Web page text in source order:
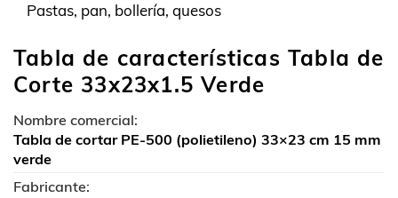
Pastas, pan, bollería, quesos
Tabla de características Tabla de
Corte 33x23x1.5 Verde
Nombre comercial:
Tabla de cortar PE-500 (polietileno) 33×23 cm 15 mm
verde
Fabricante: